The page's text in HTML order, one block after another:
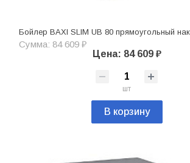
Бойлер BAXI SLIM UB 80 прямоугольный
Сумма: 84 609 ₽
Цена: 84 609 ₽
шт
В корзину